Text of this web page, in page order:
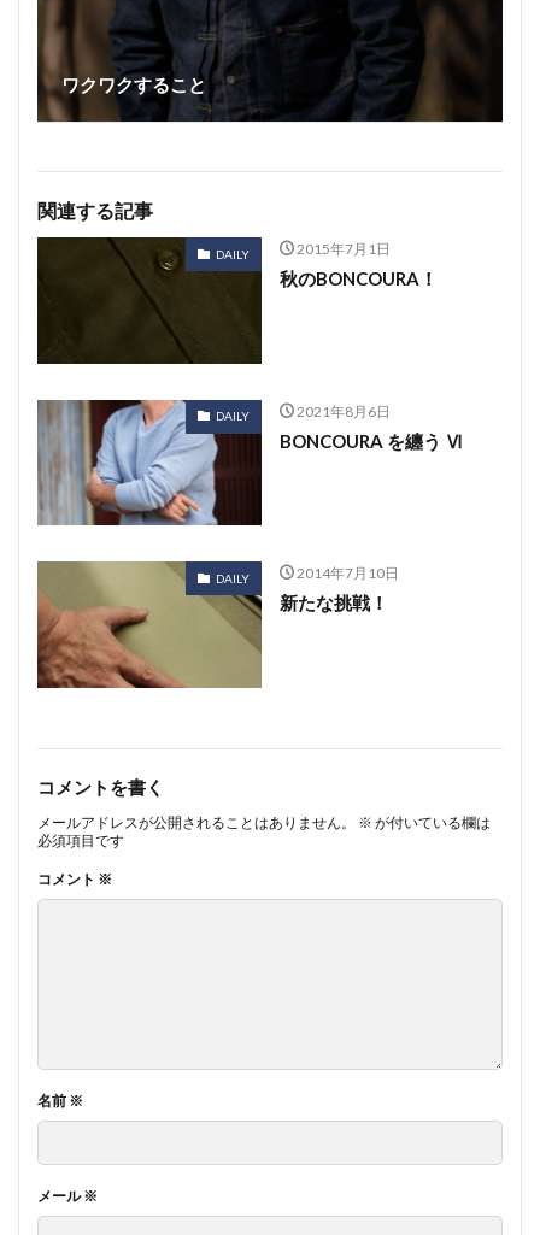
ワクワクすること
関連する記事
DAILY 2015年7月1日
秋のBONCOURA！
DAILY 2021年8月6日
BONCOURA を纏う Ⅵ
DAILY 2014年7月10日
新たな挑戦！
コメントを書く
メールアドレスが公開されることはありません。 ※ が付いている欄は
必須項目です
コメント ※
名前 ※
メール※